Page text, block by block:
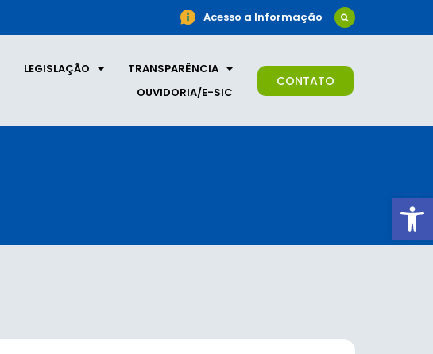
Acesso a Informação
LEGISLAÇÃO
TRANSPARÊNCIA
OUVIDORIA/E-SIC
CONTATO